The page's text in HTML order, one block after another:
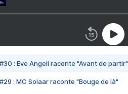
#30 : Eve Angeli raconte "Avant de partir"
#29 : MC Solaar raconte "Bouge de là"